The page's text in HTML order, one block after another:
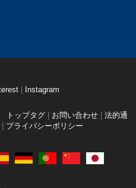
Instagram
トップタグ お問い合わせ
法的通
プライバシーポリシー